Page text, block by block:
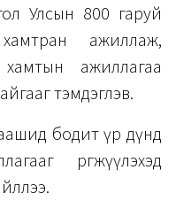
Улсын 800 гаруй
ажиллаж,
ажиллагаа
тэмдэглэв.
бодит үр дүнд
өргөжүүлэхэд